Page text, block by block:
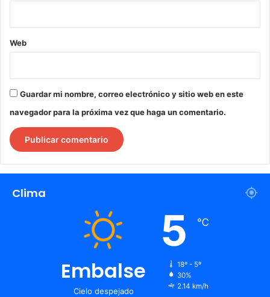
Web
Guardar mi nombre, correo electrónico y sitio web en este
navegador para la próxima vez que haga un comentario.
Clima
Embalse
Cielo despejado
5 ℃
18º - 5º
30%
2.14 km/h